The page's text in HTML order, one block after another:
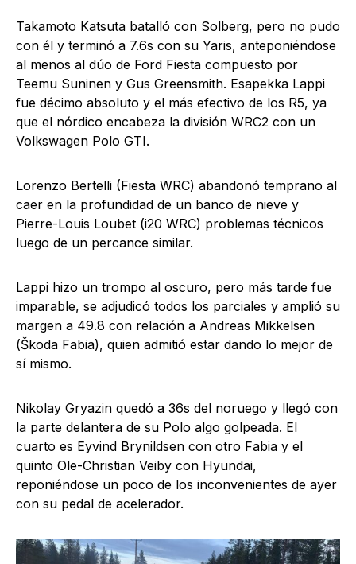
Takamoto Katsuta batalló con Solberg, pero no pudo
con él y terminó a 7.6s con su Yaris, anteponiéndose
al menos al dúo de Ford Fiesta compuesto por
Teemu Suninen y Gus Greensmith. Esapekka Lappi
fue décimo absoluto y el más efectivo de los R5, ya
que el nórdico encabeza la división WRC2 con un
Volkswagen Polo GTI.
Lorenzo Bertelli (Fiesta WRC) abandonó temprano al
caer en la profundidad de un banco de nieve y
Pierre-Louis Loubet (i20 WRC) problemas técnicos
luego de un percance similar.
Lappi hizo un trompo al oscuro, pero más tarde fue
imparable, se adjudicó todos los parciales y amplió su
margen a 49.8 con relación a Andreas Mikkelsen
(Škoda Fabia), quien admitió estar dando lo mejor de
sí mismo.
Nikolay Gryazin quedó a 36s del noruego y llegó con
la parte delantera de su Polo algo golpeada. El
cuarto es Eyvind Brynildsen con otro Fabia y el
quinto Ole-Christian Veiby con Hyundai,
reponiéndose un poco de los inconvenientes de ayer
con su pedal de acelerador.